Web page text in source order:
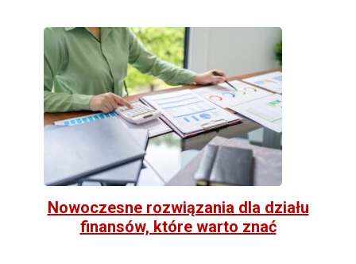
Nowoczesne rozwiązania dla działu
finansów, które warto znać